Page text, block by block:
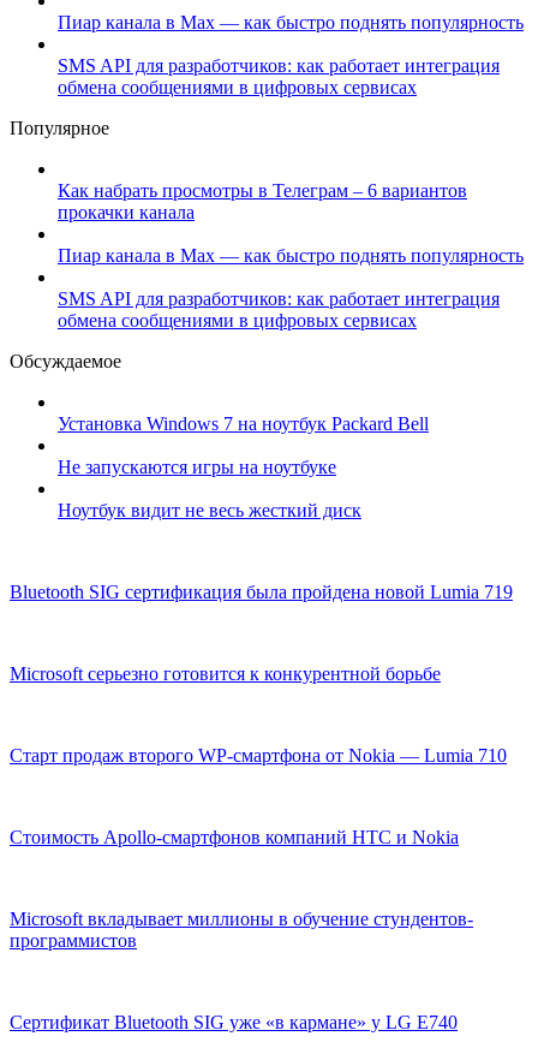
Пиар канала в Max — как быстро поднять популярность
SMS API для разработчиков: как работает интеграция
обмена сообщениями в цифровых сервисах
Популярное
Как набрать просмотры в Телеграм – 6 вариантов
прокачки канала
Пиар канала в Max — как быстро поднять популярность
SMS API для разработчиков: как работает интеграция
обмена сообщениями в цифровых сервисах
Обсуждаемое
Установка Windows 7 на ноутбук Packard Bell
Не запускаются игры на ноутбуке
Ноутбук видит не весь жесткий диск
Bluetooth SIG сертификация была пройдена новой Lumia 719
Microsoft серьезно готовится к конкурентной борьбе
Старт продаж второго WP-смартфона от Nokia — Lumia 710
Стоимость Apollo-смартфонов компаний HTC и Nokia
Microsoft вкладывает миллионы в обучение стундентов-
программистов
Сертификат Bluetooth SIG уже «в кармане» у LG E740